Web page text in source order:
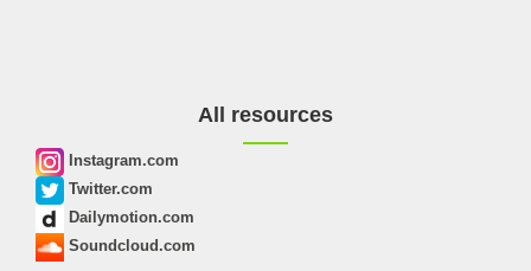
All resources
Instagram.com
Twitter.com
Dailymotion.com
Soundcloud.com